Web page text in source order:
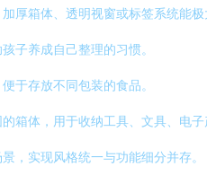
厚箱体、透明视窗或标签系统能极
子养成自己整理的习惯。
于存放不同包装的食品。
箱体，用于收纳工具、文具、电子
，实现风格统一与功能细分并存。